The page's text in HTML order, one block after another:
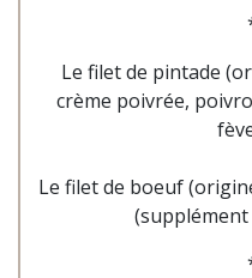
Le filet de pintade
crème poivrée,
Le filet de boeuf